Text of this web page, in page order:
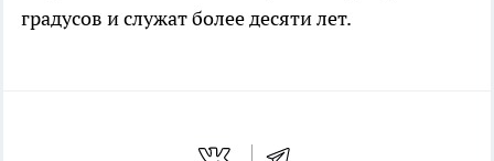
градусов и служат более десяти лет.